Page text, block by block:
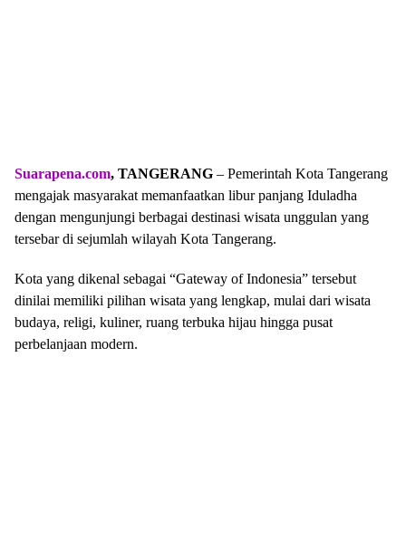
Suarapena.com, TANGERANG – Pemerintah Kota Tangerang
mengajak masyarakat memanfaatkan libur panjang Iduladha
dengan mengunjungi berbagai destinasi wisata unggulan yang
tersebar di sejumlah wilayah Kota Tangerang.
Kota yang dikenal sebagai “Gateway of Indonesia” tersebut
dinilai memiliki pilihan wisata yang lengkap, mulai dari wisata
budaya, religi, kuliner, ruang terbuka hijau hingga pusat
perbelanjaan modern.